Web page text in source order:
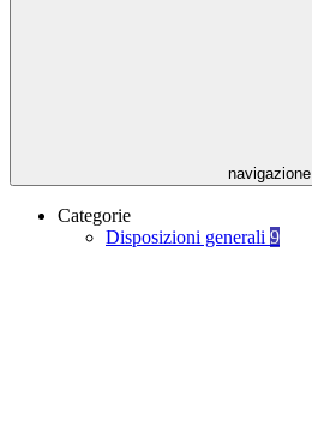
navigazione
Categorie
Disposizioni generali 9